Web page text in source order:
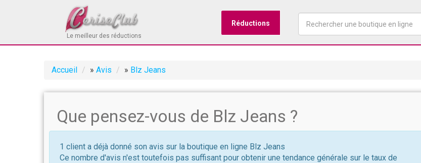
Le meilleur des réductions
Réductions
Accueil » Avis » Blz Jeans
Que pensez-vous de Blz Jeans ?
1 client a déjà donné son avis sur la boutique en ligne Blz Jeans
Ce nombre d'avis n'est toutefois pas suffisant pour obtenir une tendance générale sur le taux de